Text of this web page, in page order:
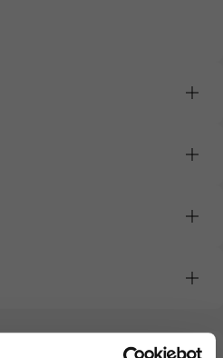
8 arbetsdagar